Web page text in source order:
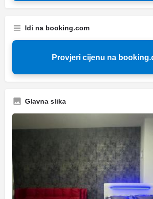
Idi na booking.com
Provjeri cijenu na
Glavna slika